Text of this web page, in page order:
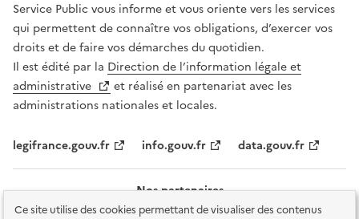
Ce site utilise des cookies permettant de visualiser des contenus
Service Public vous informe et vous oriente vers les services
qui permettent de connaître vos obligations, d’exercer vos
droits et de faire vos démarches du quotidien.
Il est édité par la Direction de l’information légale et
administrative
et réalisé en partenariat avec les
administrations nationales et locales.
legifrance.gouv.fr info.gouv.fr data.gouv.fr
Nos partenaires